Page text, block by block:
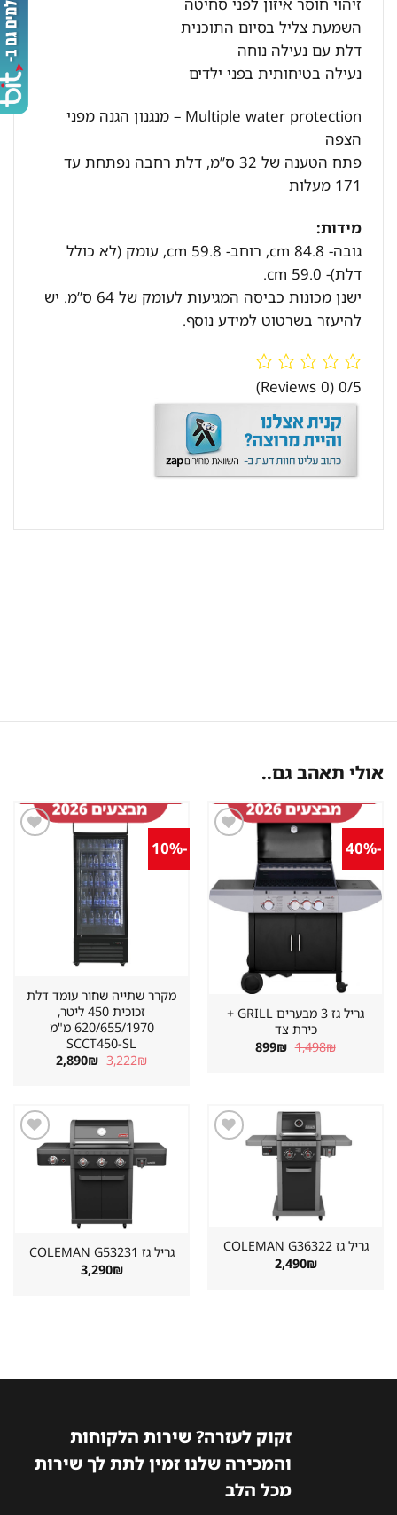
השמעת צליל בסיום התוכנית
דלת עם נעילה נוחה
נעילה בטיחותית בפני ילדים
Multiple water protection – מנגנון הגנה מפני
הצפה
פתח הטענה של 32 ס”מ, דלת רחבה נפתחת עד
171 מעלות
מידות:
גובה- 84.8 cm, רוחב- 59.8 cm, עומק (לא כולל
דלת)- 59.0 cm.
ישנן מכונות כביסה המגיעות לעומק של 64 ס”מ. יש
להיעזר בשרטוט למידע נוסף.
0/5
(0 Reviews)
אולי תאהב גם..
במועדפים
גריל גז 3 מבערים GRILL +
כירת צד
1,498₪ המחיר
המקורי
899₪ המחיר
הנוכחי
מקרר שתייה שחור עומד דלת
זכוכית 450 ליטר,
620/655/1970 מ"מ
SCCT450-SL
3,222₪ המחיר
2,890₪ המחיר
הנוכחי
גריל גז ⁦COLEMAN G36322⁩
2,490₪
שמור
מוצר
גריל גז ⁦COLEMAN G53231⁩
3,290₪
זקוק לעזרה? שירות הלקוחות
והמכירה שלנו זמין לתת לך שירות
מכל הלב